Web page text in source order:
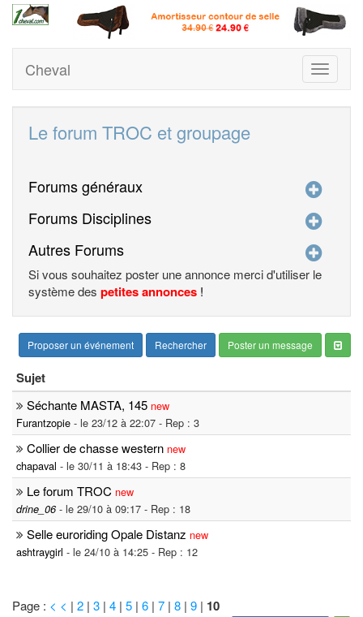
Toggle
Cheval
Le forum TROC et groupage
Forums généraux
Forums Disciplines
Autres Forums
Si vous souhaitez poster une annonce merci d'utiliser le
système des petites annonces !
Proposer un événement Rechercher Poster un message
Sujet
Séchante MASTA, 145 new
Furantzopie - le 23/12 à 22:07 - Rep : 3
Collier de chasse western new
chapaval - le 30/11 à 18:43 - Rep : 8
Le forum TROC new
drine_06 - le 29/10 à 09:17 - Rep : 18
Selle euroriding Opale Distanz new
ashtraygirl - le 24/10 à 14:25 - Rep : 12
Page : < < | 2 | 3 | 4 | 5 | 6 | 7 | 8 | 9 | 10